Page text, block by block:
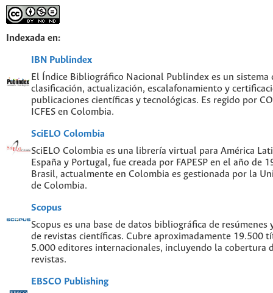
Indexada en:
IBN Publindex
El Índice Bibliográfico Nacional Publindex es un
clasificación, actualización, escalafonamiento y
publicaciones científicas y tecnológicas. Es regido por
ICFES en Colombia.
SciELO Colombia
SciELO Colombia es una librería virtual para América
España y Portugal, fue creada por FAPESP en el año de
Brasil, actualmente en Colombia es gestionada por la
de Colombia.
Scopus
Scopus es una base de datos bibliográfica de
de revistas científicas. Cubre aproximadamente 19.500
5.000 editores internacionales, incluyendo la cobertura
revistas.
EBSCO Publishing